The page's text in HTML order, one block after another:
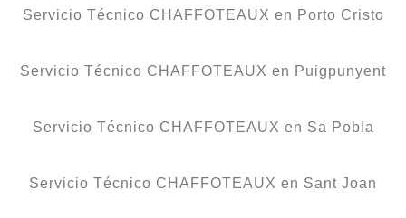
Servicio Técnico CHAFFOTEAUX en Porto Cristo
Servicio Técnico CHAFFOTEAUX en Puigpunyent
Servicio Técnico CHAFFOTEAUX en Sa Pobla
Servicio Técnico CHAFFOTEAUX en Sant Joan